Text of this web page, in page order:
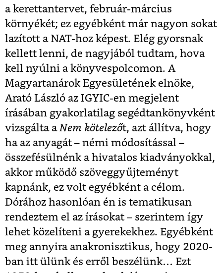
a kerettantervet, február-március
környékét; ez egyébként már nagyon sokat
lazított a NAT-hoz képest. Elég gyorsnak
kellett lenni, de nagyjából tudtam, hova
kell nyúlni a könyvespolcomon. A
Magyartanárok Egyesületének elnöke,
Arató László az IGYIC-en megjelent
írásában gyakorlatilag segédtankönyvként
vizsgálta aNem kötelezőt, azt állítva, hogy
ha az anyagát – némi módosítással –
összefésülnénk a hivatalos kiadványokkal,
akkor működő szöveggyűjteményt
kapnánk, ez volt egyébként a célom.
Dórához hasonlóan én is tematikusan
rendeztem el az írásokat – szerintem így
lehet közelíteni a gyerekekhez. Egyébként
meg annyira anakronisztikus, hogy 2020-
ban itt ülünk és erről beszélünk… Ezt